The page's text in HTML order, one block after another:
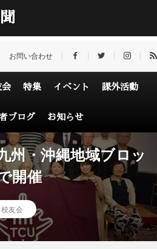
お問い合わせ
会 特集 イベント 課外活動
ブログ お知らせ
州・沖縄地域ブロッ
開催
校友会